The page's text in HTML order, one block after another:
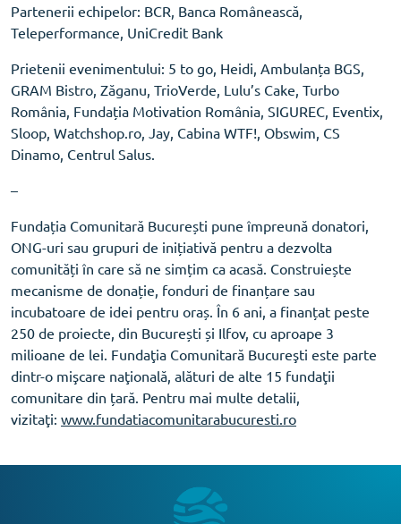
Partenerii echipelor: BCR, Banca Românească,
Teleperformance, UniCredit Bank
Prietenii evenimentului: 5 to go, Heidi, Ambulanța BGS,
GRAM Bistro, Zăganu, TrioVerde, Lulu’s Cake, Turbo
România, Fundația Motivation România, SIGUREC, Eventix,
Sloop, Watchshop.ro, Jay, Cabina WTF!, Obswim, CS
Dinamo, Centrul Salus.
–
Fundația Comunitară București pune împreună donatori,
ONG-uri sau grupuri de inițiativă pentru a dezvolta
comunități în care să ne simțim ca acasă. Construiește
mecanisme de donație, fonduri de finanțare sau
incubatoare de idei pentru oraș. În 6 ani, a finanțat peste
250 de proiecte, din București și Ilfov, cu aproape 3
milioane de lei. Fundaţia Comunitară Bucureşti este parte
dintr-o mişcare naţională, alături de alte 15 fundaţii
comunitare din țară. Pentru mai multe detalii,
vizitaţi: www.fundatiacomunitarabucuresti.ro